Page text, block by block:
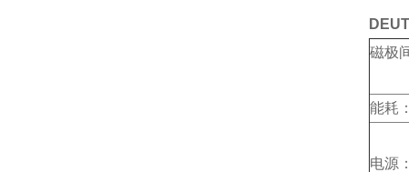
磁极
能耗
电源